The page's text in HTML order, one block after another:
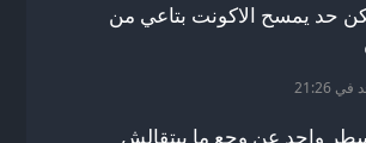
حد يمسح الاكونت بتاعي من
21:26
واحد عن وجع ما بيتقالش